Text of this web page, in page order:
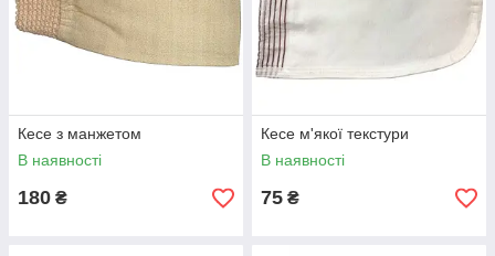
Кесе з манжетом
В наявності
180 ₴
Кесе м'якої текстури
В наявності
75 ₴